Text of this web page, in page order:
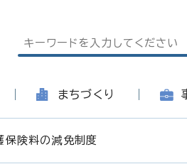
まちづくり
険料の減免制度